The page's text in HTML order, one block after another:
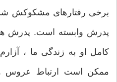
برخی رفتارهای مشکوکش
پدرش وابسته است. پدرش
کامل او به زندگی ما ،
ممکن است ارتباط عروس